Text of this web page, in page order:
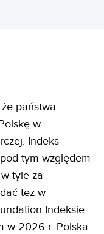
państwa
w
Indeks
tym względem
tyle za
też w
Indeksie
w 2026 r. Polska